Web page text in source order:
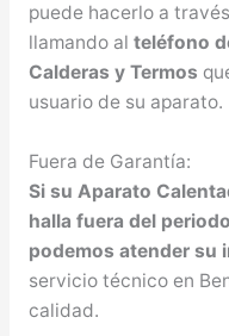
puede hacerlo a
llamando al teléfono
Calderas y Termos
usuario de su aparato.
Fuera de Garantía:
Si su Aparato
halla fuera del
podemos atender su
servicio técnico en
calidad.